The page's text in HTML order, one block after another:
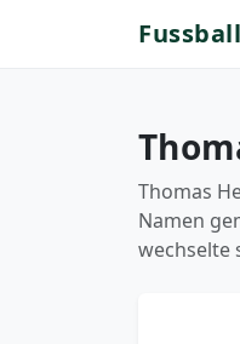
Thomas
Namen
wechselte